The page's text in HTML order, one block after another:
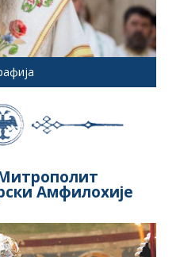
Амфилохије